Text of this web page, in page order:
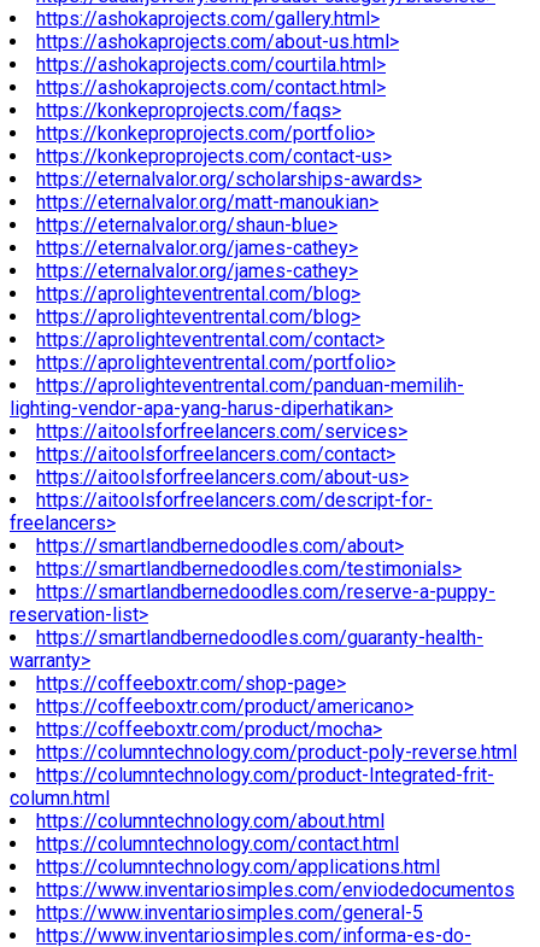
https://ashokaprojects.com/gallery.html>
https://ashokaprojects.com/about-us.html>
https://ashokaprojects.com/courtila.html>
https://ashokaprojects.com/contact.html>
https://konkeproprojects.com/faqs>
https://konkeproprojects.com/portfolio>
https://konkeproprojects.com/contact-us>
https://eternalvalor.org/scholarships-awards>
https://eternalvalor.org/matt-manoukian>
https://eternalvalor.org/shaun-blue>
https://eternalvalor.org/james-cathey>
https://eternalvalor.org/james-cathey>
https://aprolighteventrental.com/blog>
https://aprolighteventrental.com/blog>
https://aprolighteventrental.com/contact>
https://aprolighteventrental.com/portfolio>
https://aprolighteventrental.com/panduan-memilih-
lighting-vendor-apa-yang-harus-diperhatikan>
https://aitoolsforfreelancers.com/services>
https://aitoolsforfreelancers.com/contact>
https://aitoolsforfreelancers.com/about-us>
https://aitoolsforfreelancers.com/descript-for-
freelancers>
https://smartlandbernedoodles.com/about>
https://smartlandbernedoodles.com/testimonials>
https://smartlandbernedoodles.com/reserve-a-puppy-
reservation-list>
https://smartlandbernedoodles.com/guaranty-health-
warranty>
https://coffeeboxtr.com/shop-page>
https://coffeeboxtr.com/product/americano>
https://coffeeboxtr.com/product/mocha>
https://columntechnology.com/product-poly-reverse.html
https://columntechnology.com/product-Integrated-frit-
column.html
https://columntechnology.com/about.html
https://columntechnology.com/contact.html
https://columntechnology.com/applications.html
https://www.inventariosimples.com/enviodedocumentos
https://www.inventariosimples.com/general-5
https://www.inventariosimples.com/informa-es-do-